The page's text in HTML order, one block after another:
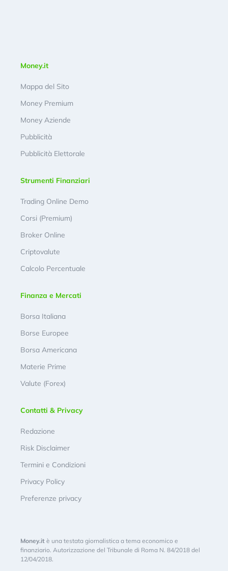
Money.it
Mappa del Sito
Money Premium
Money Aziende
Pubblicità
Pubblicità Elettorale
Strumenti Finanziari
Trading Online Demo
Corsi (Premium)
Broker Online
Criptovalute
Calcolo Percentuale
Finanza e Mercati
Borsa Italiana
Borse Europee
Borsa Americana
Materie Prime
Valute (Forex)
Contatti & Privacy
Redazione
Risk Disclaimer
Termini e Condizioni
Privacy Policy
Preferenze privacy
Money.it è una testata giornalistica a tema economico e
finanziario. Autorizzazione del Tribunale di Roma N. 84/2018 del
12/04/2018.